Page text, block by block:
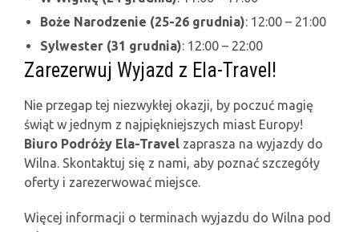
Boże Narodzenie (25-26 grudnia): 12:00 – 21:00
Sylwester (31 grudnia): 12:00 – 22:00
Zarezerwuj Wyjazd z Ela-Travel!
Nie przegap tej niezwykłej okazji, by poczuć magię
świąt w jednym z najpiękniejszych miast Europy!
Biuro Podróży Ela-Travel zaprasza na wyjazdy do
Wilna. Skontaktuj się z nami, aby poznać szczegóły
oferty i zarezerwować miejsce.
Więcej informacji o terminach wyjazdu do Wilna pod